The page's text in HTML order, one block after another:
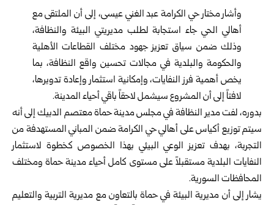
وأشار مختار حي الكرامة عبد الغني عيسى، إلى أن الملتقى مع
أهالي الحي جاء استجابة لطلب مديريتي البيئة والنظافة،
وذلك ضمن سياق تعزيز جهود مختلف القطاعات الأهلية
والحكومة والبلدية في مجالات تحسين واقع النظافة، بما
يخص أهمية فرز النفايات، وإمكانية استثمار وإعادة تدويرها،
لافتاً إلى أن المشروع سيشمل لاحقاً باقي أحياء المدينة.
بدوره، لفت مدير النظافة في مجلس مدينة حماة معتصم الدبيك إلى أنه
سيتم توزيع أكياس على أهالي حي الكرامة ضمن المباني المستهدفة من
التجربة، بهدف تعزيز الوعي البيئي بهذا الخصوص كخطوة لاستثمار
النفايات البلدية مستقبلاً على مستوى كامل أحياء مدينة حماة ومختلف
المحافظات السورية.
يشار إلى أن مديرية البيئة في حماة بالتعاون مع مديرية التربية والتعليم